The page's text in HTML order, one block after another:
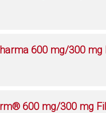
600 mg/300 mg
600 mg/300 mg